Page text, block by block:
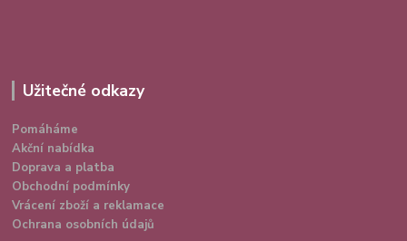
Užitečné odkazy
Pomáháme
Akční nabídka
Doprava a platba
Obchodní podmínky
Vrácení zboží a reklamace
Ochrana osobních údajů